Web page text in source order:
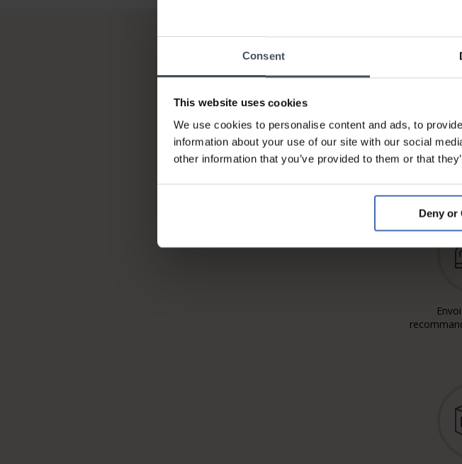
Consent
This website uses cookies
We use cookies to personalise content and ads, to
information about your use of our site with our social
other information that you’ve provided to them or that
Deny or
Sur